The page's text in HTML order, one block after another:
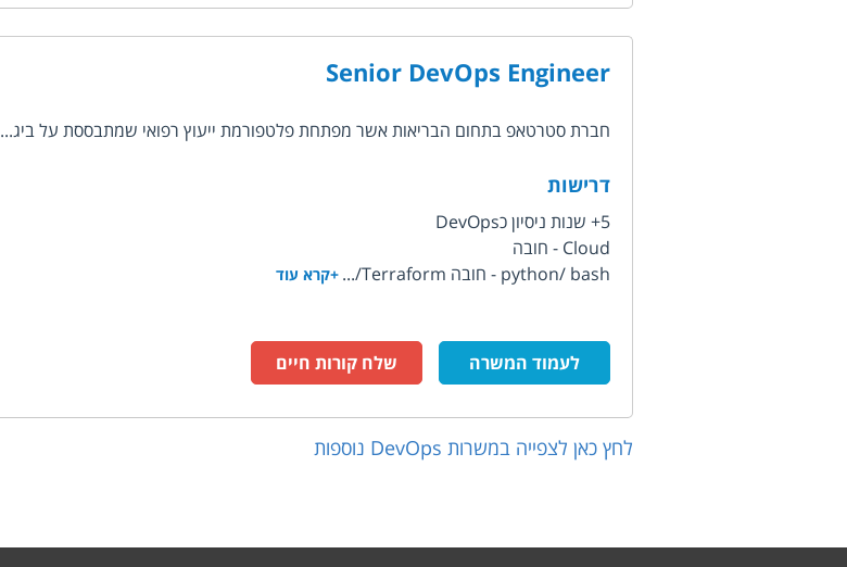
Senior DevOps Engineer
חברת סטרטאפ בתחום הבריאות אשר מפתחת פלטפורמת ייעוץ רפואי שמתבססת על ביג...
דרישות
5+ שנות ניסיון כDevOps
Cloud - חובה
python/ bash - חובה Terraform/...
+קרא עוד
לעמוד המשרה שלח קורות חיים
לחץ כאן לצפייה במשרות DevOps נוספות